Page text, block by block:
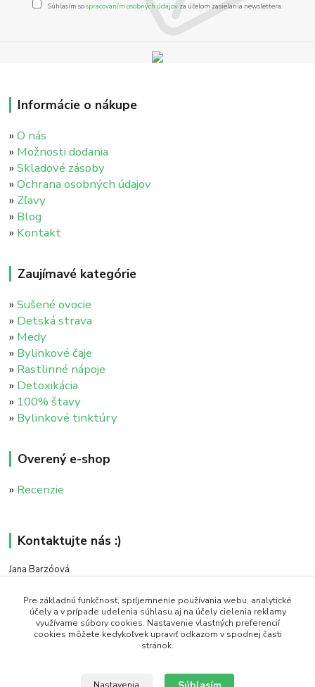
Súhlasím sospracovaním osobných údajov za účelom zasielania newslettera.
Informácie o nákupe
»O nás
» Možnosti dodania
»Skladové zásoby
»Ochrana osobných údajov
» Zľavy
» Blog
» Kontakt
Zaujímavé kategórie
»Sušené ovocie
» Detská strava
» Medy
» Bylinkové čaje
» Rastlinné nápoje
» Detoxikácia
» 100% štavy
» Bylinkové tinktúry
Overený e-shop
» Recenzie
Kontaktujte nás :)
Jana Barzóová
(PO - PIA, 8:00 - 18:00)
objednavky@naturaj.sk
Pre základnú funkčnosť, spríjemnenie používania webu, analytické
účely a v prípade udelenia súhlasu aj na účely cielenia reklamy
využívame súbory cookies. Nastavenie vlastných preferencií
cookies môžete kedykoľvek upraviť odkazom v spodnej časti
stránok.